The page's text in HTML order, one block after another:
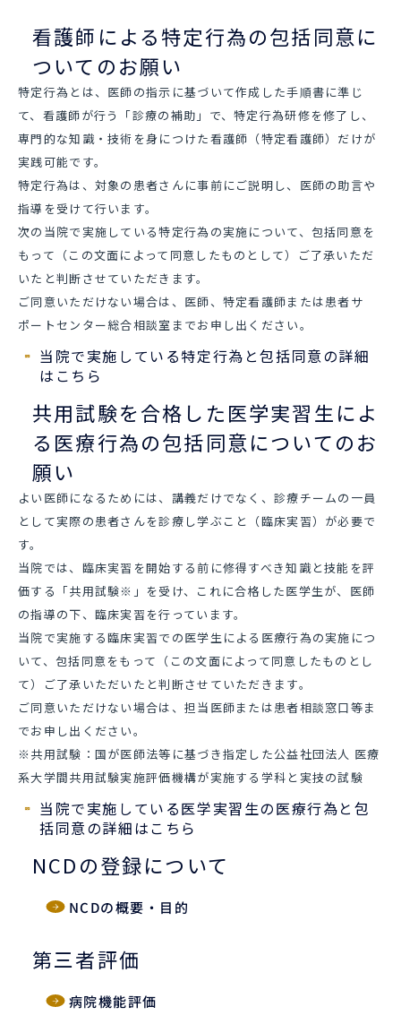
看護師による特定行為の包括同意に
ついてのお願い
特定行為とは、医師の指示に基づいて作成した手順書に準じ
て、看護師が行う「診療の補助」で、特定行為研修を修了し、
専門的な知識・技術を身につけた看護師（特定看護師）だけが
実践可能です。
特定行為は、対象の患者さんに事前にご説明し、医師の助言や
指導を受けて行います。
次の当院で実施している特定行為の実施について、包括同意を
もって（この文面によって同意したものとして）ご了承いただ
いたと判断させていただきます。
ご同意いただけない場合は、医師、特定看護師または患者サ
ポートセンター総合相談室までお申し出ください。
当院で実施している特定行為と包括同意の詳細
はこちら
共用試験を合格した医学実習生によ
る医療行為の包括同意についてのお
願い
よい医師になるためには、講義だけでなく、診療チームの一員
として実際の患者さんを診療し学ぶこと（臨床実習）が必要で
す。
当院では、臨床実習を開始する前に修得すべき知識と技能を評
価する「共用試験※」を受け、これに合格した医学生が、医師
の指導の下、臨床実習を行っています。
当院で実施する臨床実習での医学生による医療行為の実施につ
いて、包括同意をもって（この文面によって同意したものとし
て）ご了承いただいたと判断させていただきます。
ご同意いただけない場合は、担当医師または患者相談窓口等ま
でお申し出ください。
※共用試験：国が医師法等に基づき指定した公益社団法人 医療
系大学間共用試験実施評価機構が実施する学科と実技の試験
当院で実施している医学実習生の医療行為と包
括同意の詳細はこちら
NCDの登録について
NCDの概要・目的
第三者評価
病院機能評価